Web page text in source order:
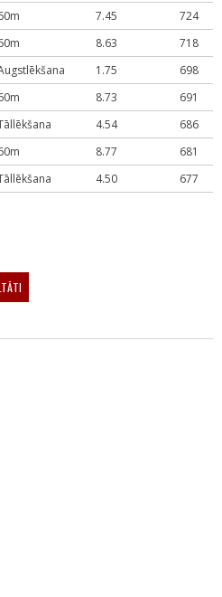
7.45
724
8.63
718
1.75
698
8.73
691
4.54
686
8.77
681
4.50 677